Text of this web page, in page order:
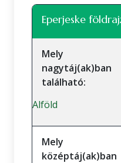
Eperjeske
Mely
nagytáj(ak)ban
található:
Alföld
Mely
középtáj(ak)ban